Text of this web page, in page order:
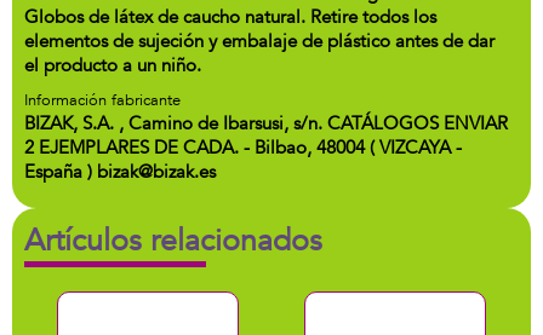
Globos de látex de caucho natural. Retire todos los
elementos de sujeción y embalaje de plástico antes de dar
el producto a un niño.
Información fabricante
BIZAK, S.A. , Camino de Ibarsusi, s/n. CATÁLOGOS ENVIAR
2 EJEMPLARES DE CADA. - Bilbao, 48004 ( VIZCAYA -
España ) bizak@bizak.es
Artículos relacionados